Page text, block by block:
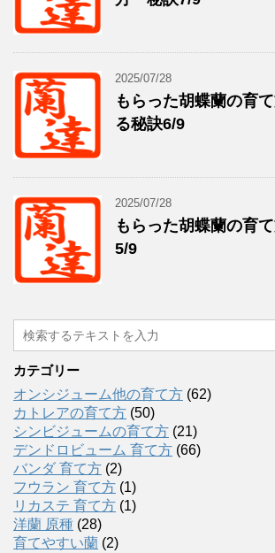
2025/07/28
もらった胡蝶蘭の育
る秘訣6/9
2025/07/28
もらった胡蝶蘭の育
5/9
カテゴリー
オンシジューム他の育て方 (62)
カトレアの育て方 (50)
シンビジュームの育て方 (21)
デンドロビューム 育て方 (66)
バンダ 育て方 (2)
フウラン 育て方 (1)
リカステ 育て方 (1)
洋蘭 原種 (28)
育てやすい蘭 (2)